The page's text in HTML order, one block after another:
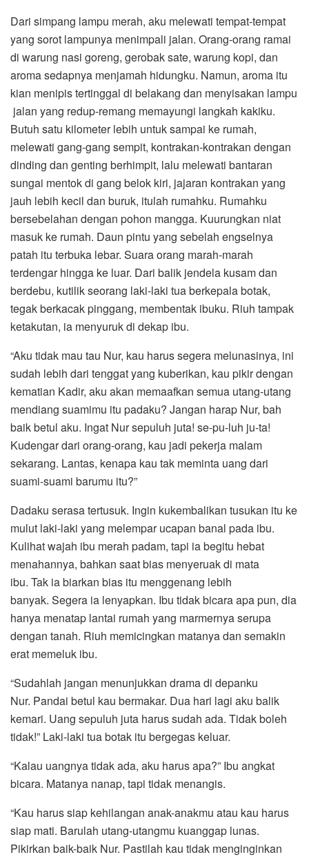
Dari simpang lampu merah, aku melewati tempat-tempat
yang sorot lampunya menimpali jalan. Orang-orang ramai
di warung nasi goreng, gerobak sate, warung kopi, dan
aroma sedapnya menjamah hidungku. Namun, aroma itu
kian menipis tertinggal di belakang dan menyisakan lampu
jalan yang redup-remang memayungi langkah kakiku.
Butuh satu kilometer lebih untuk sampai ke rumah,
melewati gang-gang sempit, kontrakan-kontrakan dengan
dinding dan genting berhimpit, lalu melewati bantaran
sungai mentok di gang belok kiri, jajaran kontrakan yang
jauh lebih kecil dan buruk, itulah rumahku. Rumahku
bersebelahan dengan pohon mangga. Kuurungkan niat
masuk ke rumah. Daun pintu yang sebelah engselnya
patah itu terbuka lebar. Suara orang marah-marah
terdengar hingga ke luar. Dari balik jendela kusam dan
berdebu, kutilik seorang laki-laki tua berkepala botak,
tegak berkacak pinggang, membentak ibuku. Riuh tampak
ketakutan, ia menyuruk di dekap ibu.
“Aku tidak mau tau Nur, kau harus segera melunasinya, ini
sudah lebih dari tenggat yang kuberikan, kau pikir dengan
kematian Kadir, aku akan memaafkan semua utang-utang
mendiang suamimu itu padaku? Jangan harap Nur, bah
baik betul aku. Ingat Nur sepuluh juta! se-pu-luh ju-ta!
Kudengar dari orang-orang, kau jadi pekerja malam
sekarang. Lantas, kenapa kau tak meminta uang dari
suami-suami barumu itu?”
Dadaku serasa tertusuk. Ingin kukembalikan tusukan itu ke
mulut laki-laki yang melempar ucapan banal pada ibu.
Kulihat wajah ibu merah padam, tapi ia begitu hebat
menahannya, bahkan saat bias menyeruak di mata
ibu. Tak ia biarkan bias itu menggenang lebih
banyak. Segera ia lenyapkan. Ibu tidak bicara apa pun, dia
hanya menatap lantai rumah yang marmernya serupa
dengan tanah. Riuh memicingkan matanya dan semakin
erat memeluk ibu.
“Sudahlah jangan menunjukkan drama di depanku
Nur. Pandai betul kau bermakar. Dua hari lagi aku balik
kemari. Uang sepuluh juta harus sudah ada. Tidak boleh
tidak!” Laki-laki tua botak itu bergegas keluar.
“Kalau uangnya tidak ada, aku harus apa?” Ibu angkat
bicara. Matanya nanap, tapi tidak menangis.
“Kau harus siap kehilangan anak-anakmu atau kau harus
siap mati. Barulah utang-utangmu kuanggap lunas.
Pikirkan baik-baik Nur. Pastilah kau tidak menginginkan